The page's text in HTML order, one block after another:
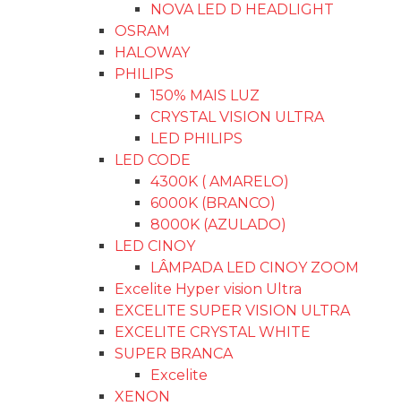
NOVA LED D HEADLIGHT
OSRAM
HALOWAY
PHILIPS
150% MAIS LUZ
CRYSTAL VISION ULTRA
LED PHILIPS
LED CODE
4300K ( AMARELO)
6000K (BRANCO)
8000K (AZULADO)
LED CINOY
LÂMPADA LED CINOY ZOOM
Excelite Hyper vision Ultra
EXCELITE SUPER VISION ULTRA
EXCELITE CRYSTAL WHITE
SUPER BRANCA
Excelite
XENON